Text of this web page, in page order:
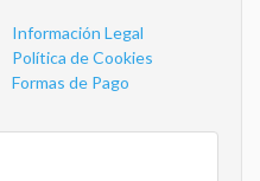
Información Legal
Política de Cookies
Formas de Pago